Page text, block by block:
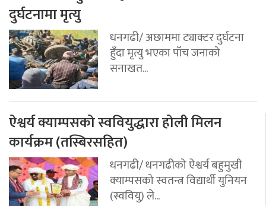
दुर्घटनामा मृत्यु
धनगढी/ अछाममा ट्याक्टर दुर्घटना
हुँदा मृत्यु भएका पाँच जनाको
सनाखत...
ऐश्वर्य क्याम्पसको स्ववियुद्धारा होली मिलन
कार्यक्रम (तस्बिरसहित)
धनगढी/ धनगढीको ऐश्वर्य बहुमुखी
क्याम्पसको स्वतन्त्र विद्यार्थी युनियन
(स्ववियु) ले...